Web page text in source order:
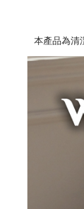
本產品為清